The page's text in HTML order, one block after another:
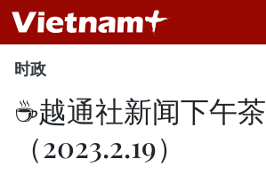
时政
☕越通社新闻下午茶
（2023.2.19）